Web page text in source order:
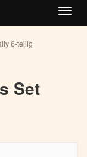
6-teilig
Set